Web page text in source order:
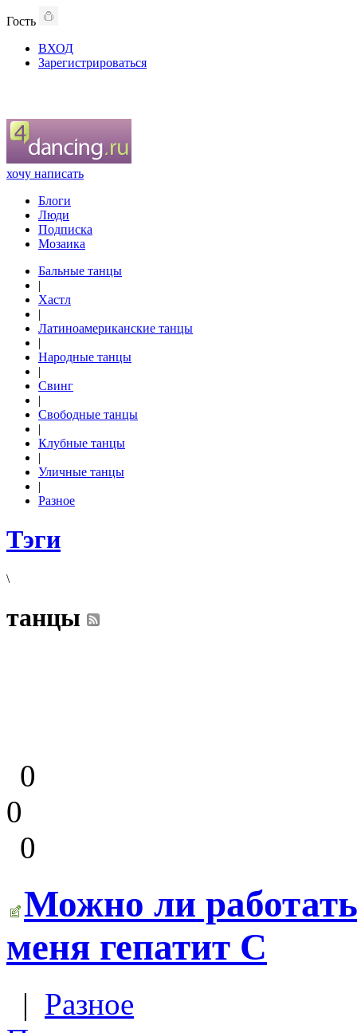
Гость
ВХОД
Зарегистрироваться
хочу написать
Блоги
Люди
Подписка
Мозаика
Бальные танцы
|
Хастл
|
Латиноамериканские танцы
|
Народные танцы
|
Свинг
|
Свободные танцы
|
Клубные танцы
|
Уличные танцы
|
Разное
Тэги
\
танцы
0
0
0
Можно ли
меня гепатит С
| Разное